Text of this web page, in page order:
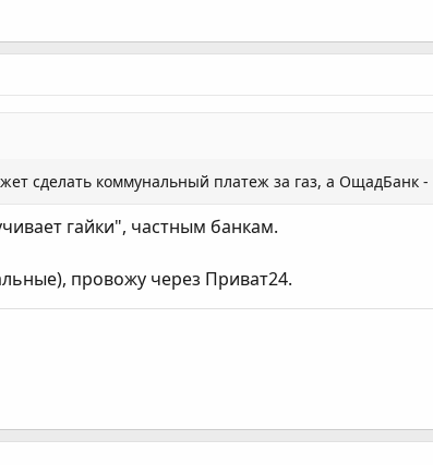
сделать коммунальный платеж за газ, а ОщадБанк -
гайки", частным банкам.
провожу через Приват24.